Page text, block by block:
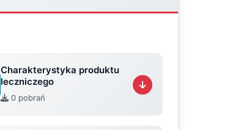
Charakterystyka produktu
leczniczego
0 pobrań